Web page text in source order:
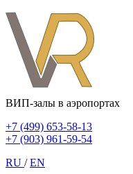
ВИП-залы в аэропортах
+7 (499) 653-58-13
+7 (903) 961-59-54
RU /EN